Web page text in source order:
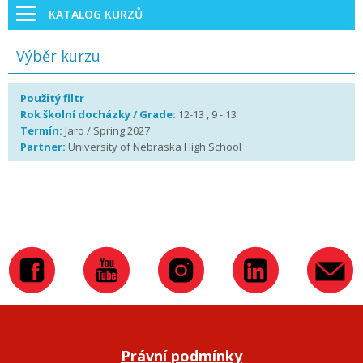
KATALOG KURZŮ
Výběr kurzu
Použitý filtr
Rok školní docházky / Grade: 12-13 , 9 - 13
Termín: Jaro / Spring 2027
Partner: University of Nebraska High School
Právní podmínky